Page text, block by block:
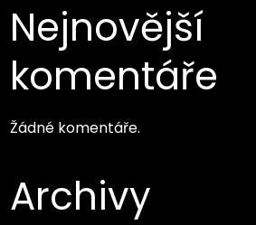
Nejnovější
komentáře
Žádné komentáře.
Archivy